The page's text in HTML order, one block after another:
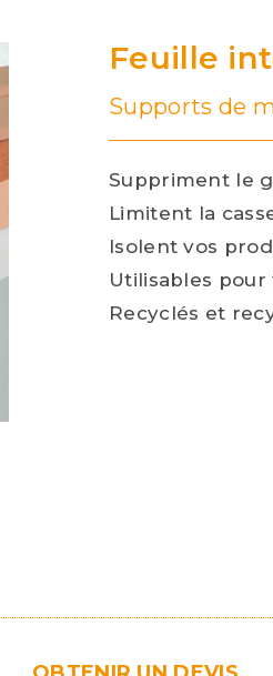
Feuille
Supports de
Suppriment le
Limitent la
Isolent vos
Utilisables pour
Recyclés et